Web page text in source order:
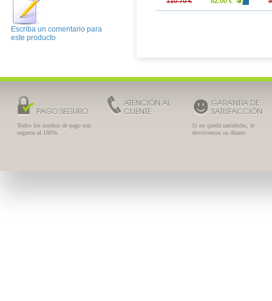
Escriba un comentario para
este producto
PAGO SEGURO
Todos los medios de pago son
seguros al 100%
ATENCIÓN AL
CLIENTE
GARANTÍA DE
SATISFACCIÓN
Si no queda satisfecho, le
devolvemos su dinero